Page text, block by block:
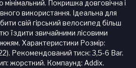
мінімальний. Покришка довговічна і
використання. Ідеальна для
свій гірський велосипед більш
їздити звичайними лісовими
Характеристики Розмір:
Рекомендований тиск: 3,5-6 Bar.
жорсткий. Компаунд: Addix.